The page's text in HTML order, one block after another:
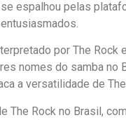
espalhou pelas
por The
nomes do samba no
a versatilidade de
The Rock no Brasil,